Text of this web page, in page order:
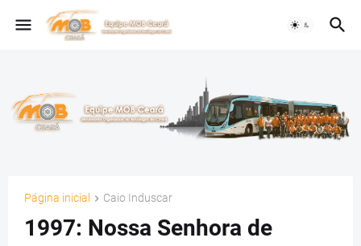
Página inicial Caio Induscar
1997: Nossa Senhora de